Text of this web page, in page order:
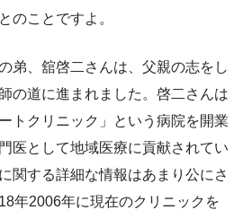
のことですよ。
弟、舘啓二さんは、父親の志をし
の道に進まれました。啓二さんは
トクリニック」という病院を開業
医として地域医療に貢献されてい
関する詳細な情報はあまり公にさ
年2006年に現在のクリニックを